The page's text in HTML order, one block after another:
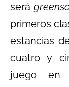
será
primeros
estancias
cuatro y
juego